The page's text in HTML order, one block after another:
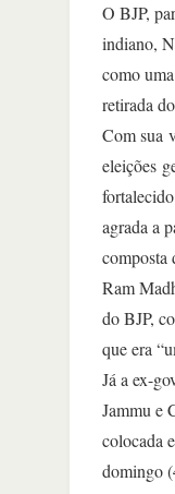
O BJP,
indiano,
como
retirada
Com sua
eleições
agrada a
composta
Ram
do BJP,
que era
Já a ex-
Jammu e
colocada
domingo